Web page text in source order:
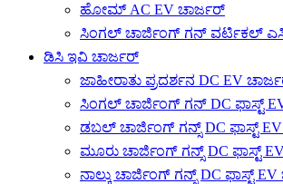
ಹೋಮ್ AC EV ಚಾರ್ಜರ್
ಸಿಂಗಲ್ ಚಾರ್ಜಿಂಗ್ ಗನ್ ವರ್ಟಿಕಲ್
ಡಿಸಿ ಇವಿ ಚಾರ್ಜರ್
ಜಾಹೀರಾತು ಪ್ರದರ್ಶನ DC EV
ಸಿಂಗಲ್ ಚಾರ್ಜಿಂಗ್ ಗನ್ DC ಫಾಸ್ಟ್
ಡಬಲ್ ಚಾರ್ಜಿಂಗ್ ಗನ್ಸ್ DC ಫಾಸ್ಟ್
ಮೂರು ಚಾರ್ಜಿಂಗ್ ಗನ್ಸ್ DC ಫಾಸ್ಟ್
ನಾಲ್ಕು ಚಾರ್ಜಿಂಗ್ ಗನ್ಸ್ DC ಫಾಸ್ಟ್